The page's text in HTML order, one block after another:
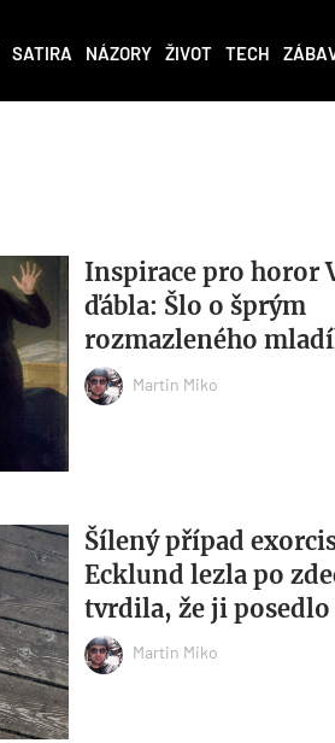
SATIRA NÁZORY ŽIVOT TECH
Inspirace pro horor
ďábla: Šlo o šprým
rozmazleného
Martin Miko
Šílený případ
Ecklund lezla po
tvrdila, že ji posedlo
Martin Miko